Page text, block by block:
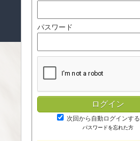
パスワード
次回から自動ログインする
パスワードを忘れた方